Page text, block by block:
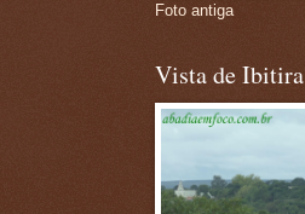
Foto antiga
Vista de Ibitira